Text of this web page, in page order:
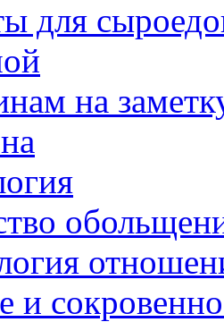
для
на
и